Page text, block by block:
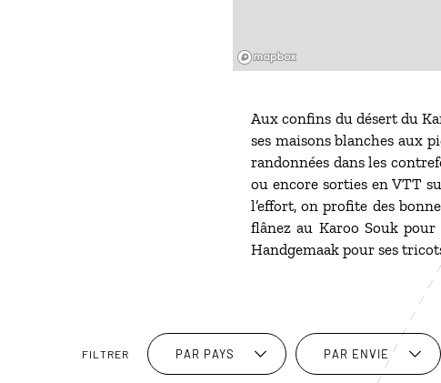
Aux confins du désert du
ses maisons blanches aux
randonnées dans les
ou encore sorties en VTT
l’effort, on profite des
flânez au Karoo Souk
Handgemaak pour ses
FILTRER PAR PAYS PAR ENVIE